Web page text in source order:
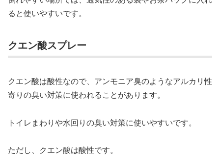
ると使いやすいです。
クエン酸スプレー
クエン酸は酸性なので、アンモニア臭のようなアルカリ性
寄りの臭い対策に使われることがあります。
トイレまわりや水回りの臭い対策に使いやすいです。
ただし、クエン酸は酸性です。